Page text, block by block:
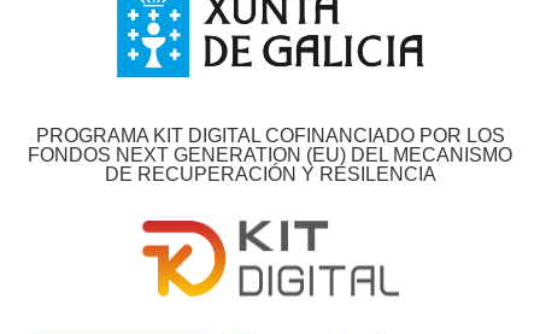
PROGRAMA KIT DIGITAL COFINANCIADO POR LOS
FONDOS NEXT GENERATION (EU) DEL MECANISMO
DE RECUPERACIÓN Y RESILENCIA